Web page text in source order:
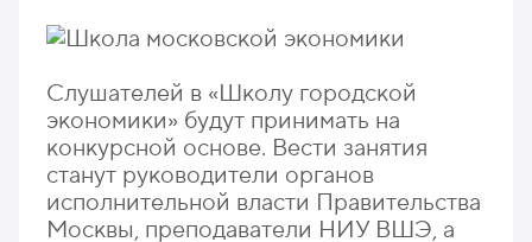
Слушателей в «Школу городской
экономики» будут принимать на
конкурсной основе. Вести занятия
станут руководители органов
исполнительной власти Правительства
Москвы, преподаватели НИУ ВШЭ, а